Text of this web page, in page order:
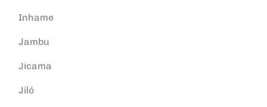
Inhame
Jambu
Jicama
Jiló